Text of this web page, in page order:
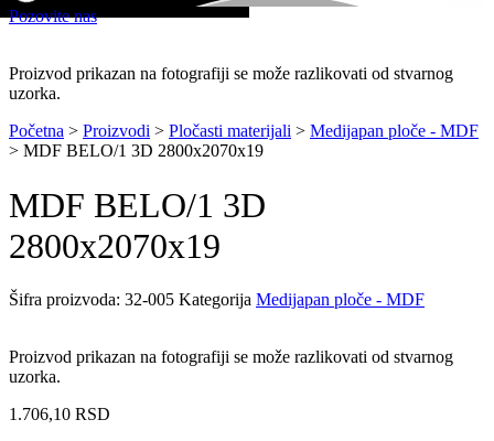
Pozovite nas
Proizvod prikazan na fotografiji se može razlikovati od stvarnog
uzorka.
Početna > Proizvodi > Pločasti materijali > Medijapan ploče - MDF
> MDF BELO/1 3D 2800x2070x19
MDF BELO/1 3D
2800x2070x19
Šifra proizvoda: 32-005 Kategorija Medijapan ploče - MDF
Proizvod prikazan na fotografiji se može razlikovati od stvarnog
uzorka.
1.706,10 RSD